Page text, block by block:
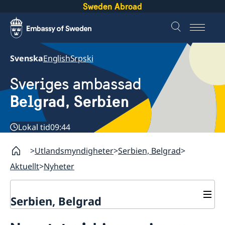
Sweden Abroad
SvenskaEnglishSrpski
Sveriges ambassad
Belgrad, Serbien
Lokal tid09:44
Utlandsmyndigheter Serbien, Belgrad
Aktuellt Nyheter
Serbien, Belgrad